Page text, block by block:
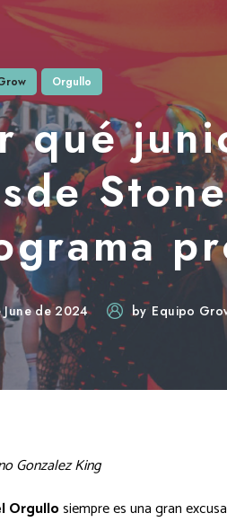
Orgullo
qué
June de 2024 by Equipo
Gonzalez King
Orgullosiempre es una gran